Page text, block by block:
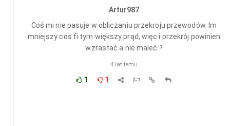
Artur987
Coś mi nie pasuje w obliczaniu przekroju przewodów. Im
mniejszy cos fi tym większy prąd, więc i przekrój powinien
wzrastać a nie maleć ?
4 lat temu
1 1